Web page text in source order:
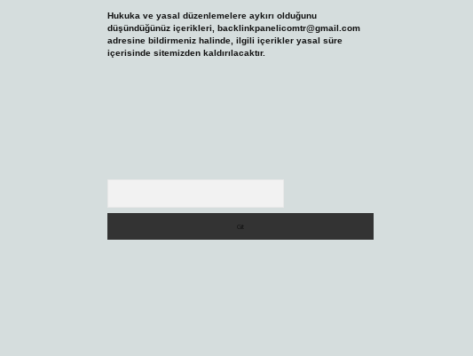
Hukuka ve yasal düzenlemelere aykırı olduğunu
düşündüğünüz içerikleri, backlinkpanelicomtr@gmail.com
adresine bildirmeniz halinde, ilgili içerikler yasal süre
içerisinde sitemizden kaldırılacaktır.